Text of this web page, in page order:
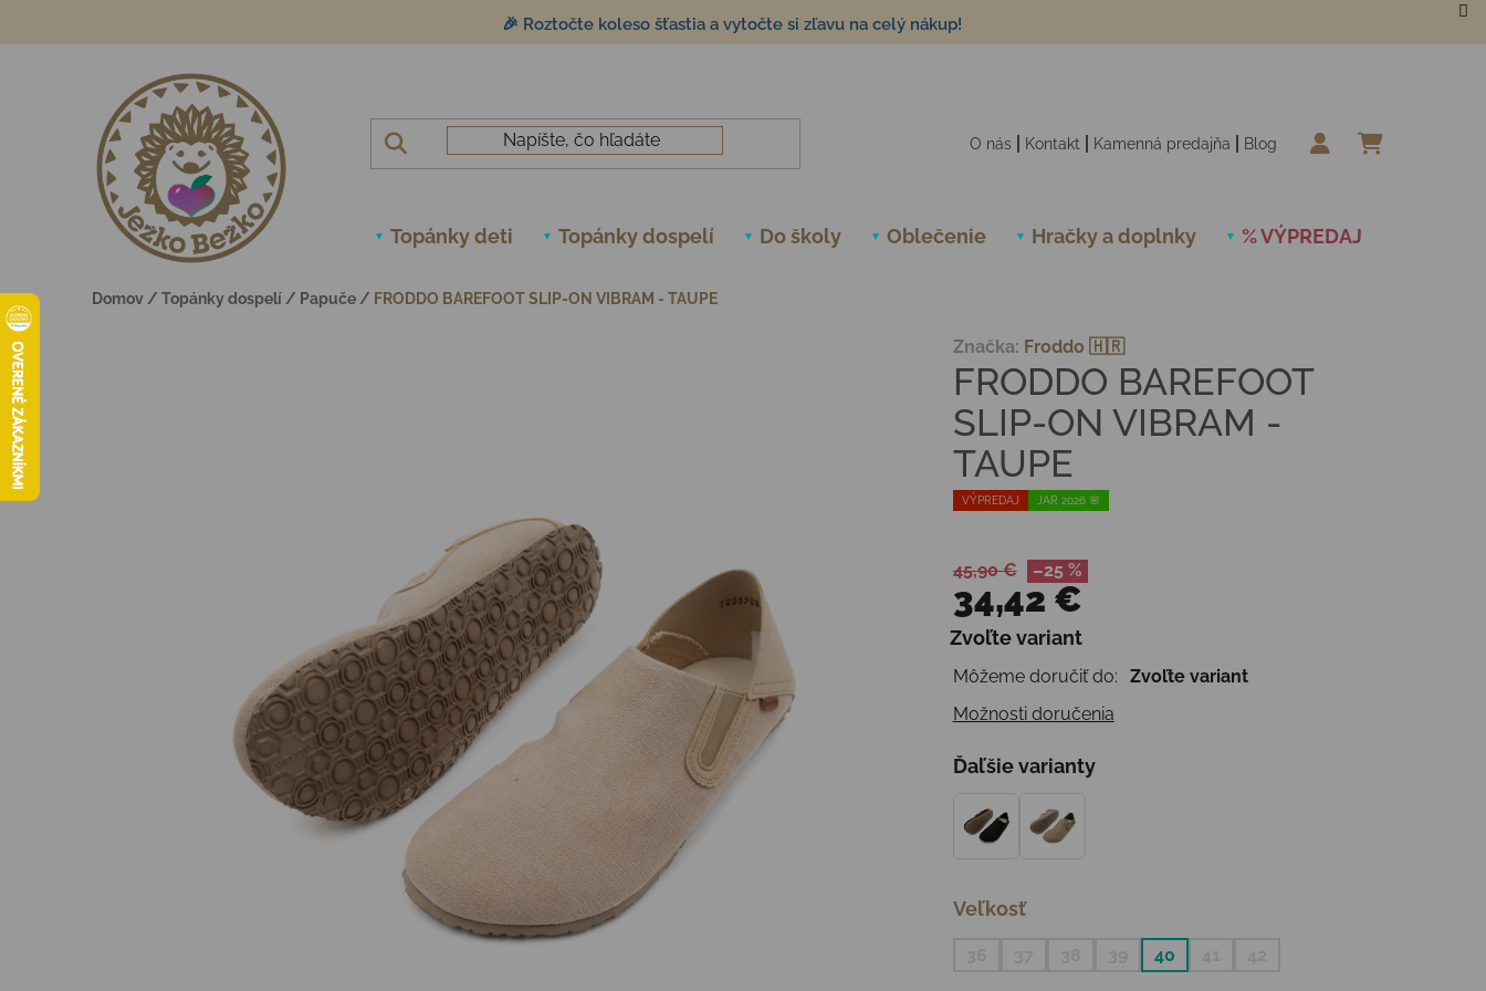
🎉 Roztočte koleso šťastia a vytočte si zľavu na celý nákup!
O nás Kontakt Kamenná predajňa Blog
Topánky deti Topánky dospelí Do školy Oblečenie Hračky a doplnky % VÝPREDAJ
Domov / Topánky dospelí / Papuče / FRODDO BAREFOOT SLIP-ON VIBRAM - TAUPE
VÝPREDAJ JAR 2026 🌸
FRODDO BAREFOOT
SLIP-ON VIBRAM -
TAUPE
Značka: Froddo 🇭🇷
45,90 € –25 %
34,42 €
Jednotková cena:
Zvoľte variant
Môžeme doručiť do:
Zvoľte variant
Možnosti doručenia
Ďaľšie varianty
Veľkosť
40